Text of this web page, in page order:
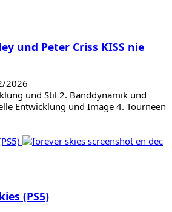
und Peter Criss KISS nie
2026
und Stil 2. Banddynamik und
Entwicklung und Image 4. Tourneen
(PS5)